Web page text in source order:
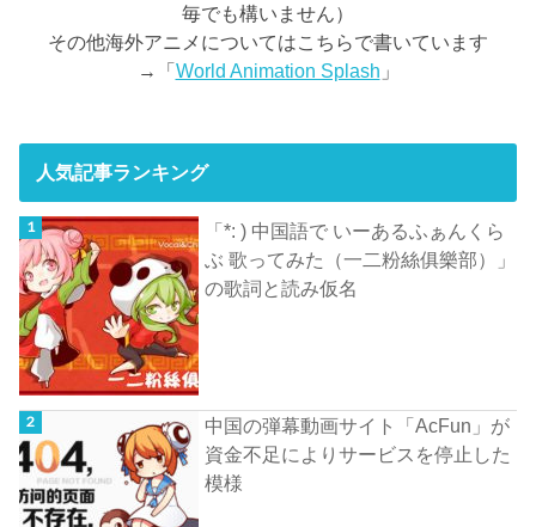
毎でも構いません）
その他海外アニメについてはこちらで書いています
→「World Animation Splash 」
人気記事ランキング
「*: ) 中国語で いーあるふぁんくら
ぶ 歌ってみた（一二粉絲俱樂部）」
の歌詞と読み仮名
中国の弾幕動画サイト「AcFun」が
資金不足によりサービスを停止した
模様